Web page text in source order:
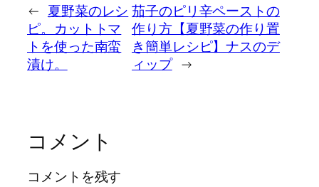
← 夏野菜のレシ
ピ。カットトマ
トを使った南蛮
漬け。
茄子のピリ辛ペーストの
作り方【夏野菜の作り置
き簡単レシピ】ナスのデ
ィップ →
コメント
コメントを残す